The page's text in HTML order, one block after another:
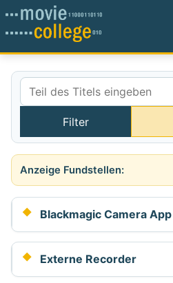
Teil des Titels eingeben
Filter
Anzeige #
Blackmagic Camera App
Externe Recorder